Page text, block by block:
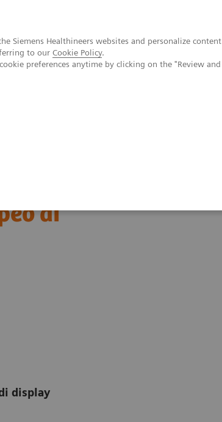
Siemens Healthineers websites and personalize content
to our Cookie Policy.
preferences anytime by clicking on the "Review and
di
display